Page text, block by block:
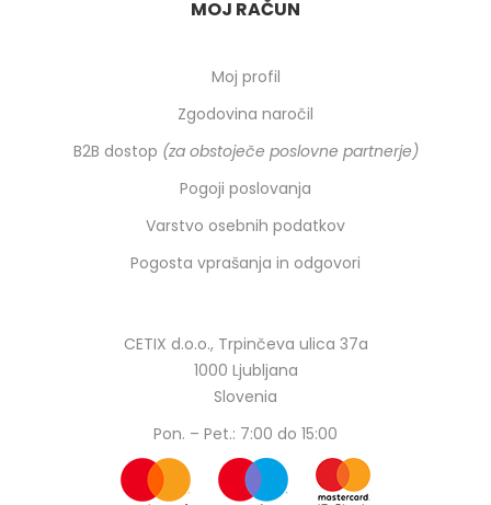
MOJ RAČUN
Moj profil
Zgodovina naročil
B2B dostop (za obstoječe poslovne partnerje)
Pogoji poslovanja
Varstvo osebnih podatkov
Pogosta vprašanja in odgovori
CETIX d.o.o., Trpinčeva ulica 37a
1000 Ljubljana
Slovenia
Pon. – Pet.: 7:00 do 15:00